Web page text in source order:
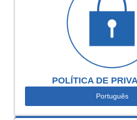
POLÍTICA DE
Português